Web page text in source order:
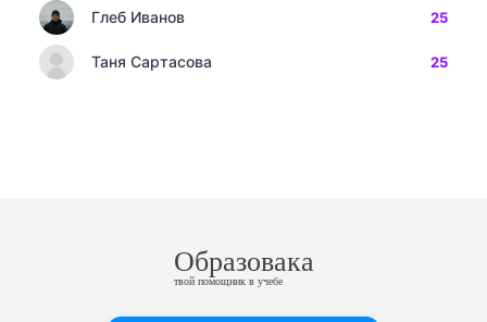
Глеб Иванов 25
Таня Сартасова 25
Образовака
твой помощник в учебе